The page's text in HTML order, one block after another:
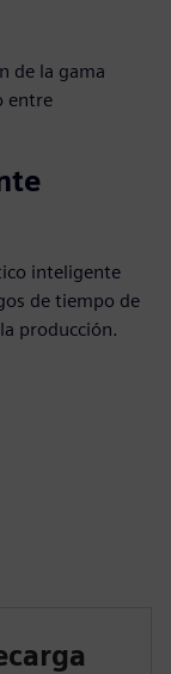
de la gama
entre
inteligente
de tiempo de
producción.